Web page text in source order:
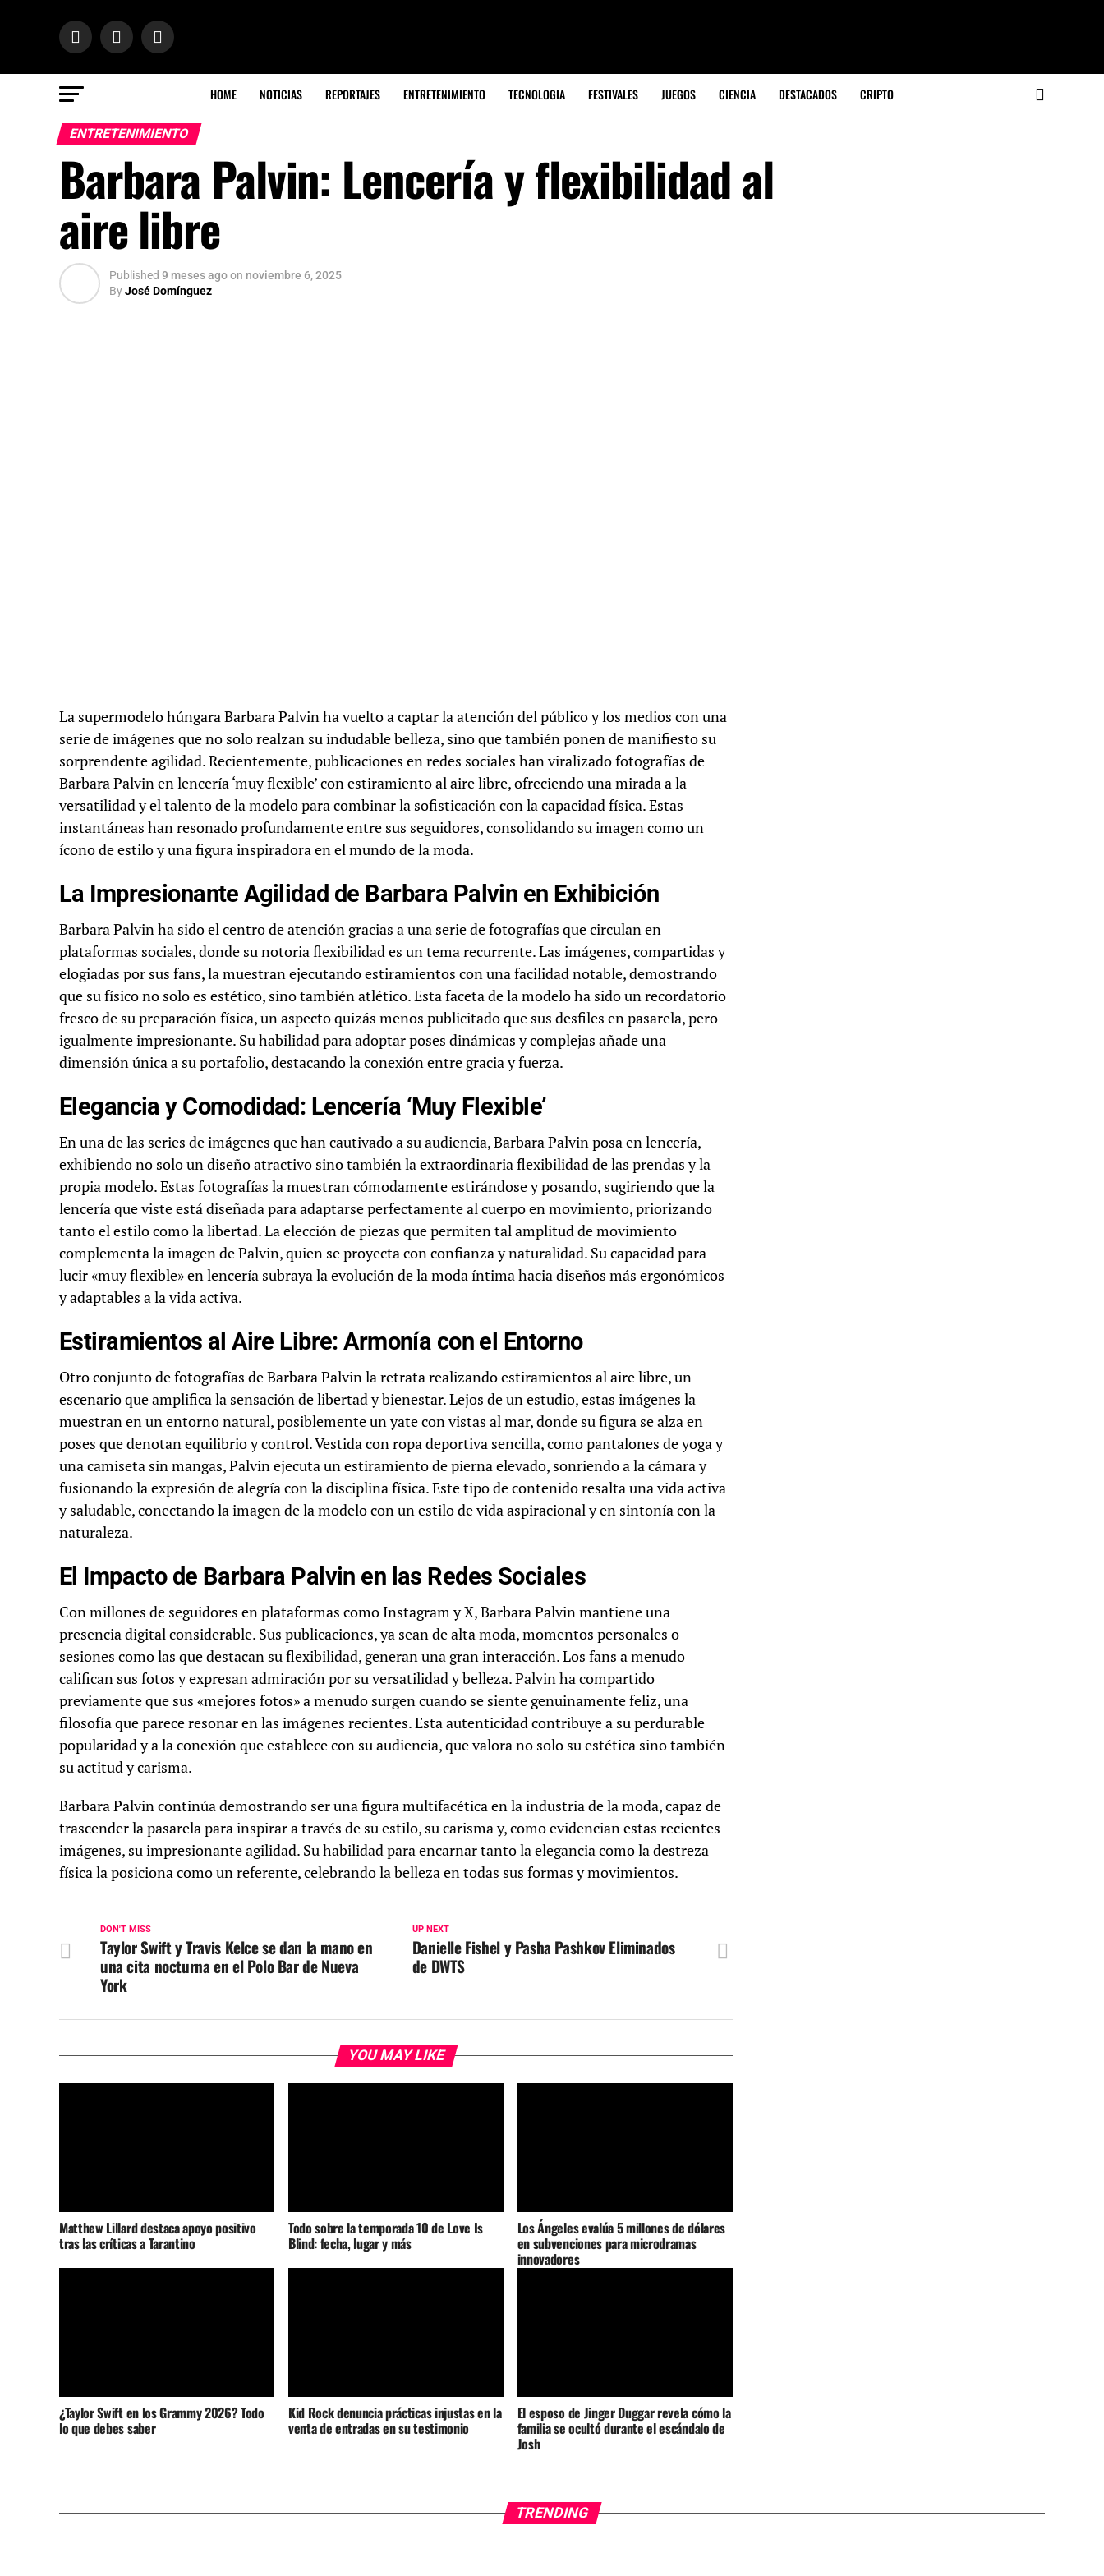
HOME NOTICIAS REPORTAJES ENTRETENIMIENTO TECNOLOGIA FESTIVALES JUEGOS CIENCIA DESTACADOS CRIPTO
ENTRETENIMIENTO
Barbara Palvin: Lencería y flexibilidad al
aire libre
Published 9 meses agoon noviembre 6, 2025
ByJosé Domínguez
La supermodelo húngara Barbara Palvin ha vuelto a captar la atención del público y los medios con una
serie de imágenes que no solo realzan su indudable belleza, sino que también ponen de manifiesto su
sorprendente agilidad. Recientemente, publicaciones en redes sociales han viralizado fotografías de
Barbara Palvin en lencería ‘muy flexible’ con estiramiento al aire libre, ofreciendo una mirada a la
versatilidad y el talento de la modelo para combinar la sofisticación con la capacidad física. Estas
instantáneas han resonado profundamente entre sus seguidores, consolidando su imagen como un
ícono de estilo y una figura inspiradora en el mundo de la moda.
La Impresionante Agilidad de Barbara Palvin en Exhibición
Barbara Palvin ha sido el centro de atención gracias a una serie de fotografías que circulan en
plataformas sociales, donde su notoria flexibilidad es un tema recurrente. Las imágenes, compartidas y
elogiadas por sus fans, la muestran ejecutando estiramientos con una facilidad notable, demostrando
que su físico no solo es estético, sino también atlético. Esta faceta de la modelo ha sido un recordatorio
fresco de su preparación física, un aspecto quizás menos publicitado que sus desfiles en pasarela, pero
igualmente impresionante. Su habilidad para adoptar poses dinámicas y complejas añade una
dimensión única a su portafolio, destacando la conexión entre gracia y fuerza.
Elegancia y Comodidad: Lencería ‘Muy Flexible’
En una de las series de imágenes que han cautivado a su audiencia, Barbara Palvin posa en lencería,
exhibiendo no solo un diseño atractivo sino también la extraordinaria flexibilidad de las prendas y la
propia modelo. Estas fotografías la muestran cómodamente estirándose y posando, sugiriendo que la
lencería que viste está diseñada para adaptarse perfectamente al cuerpo en movimiento, priorizando
tanto el estilo como la libertad. La elección de piezas que permiten tal amplitud de movimiento
complementa la imagen de Palvin, quien se proyecta con confianza y naturalidad. Su capacidad para
lucir «muy flexible» en lencería subraya la evolución de la moda íntima hacia diseños más ergonómicos
y adaptables a la vida activa.
Estiramientos al Aire Libre: Armonía con el Entorno
Otro conjunto de fotografías de Barbara Palvin la retrata realizando estiramientos al aire libre, un
escenario que amplifica la sensación de libertad y bienestar. Lejos de un estudio, estas imágenes la
muestran en un entorno natural, posiblemente un yate con vistas al mar, donde su figura se alza en
poses que denotan equilibrio y control. Vestida con ropa deportiva sencilla, como pantalones de yoga y
una camiseta sin mangas, Palvin ejecuta un estiramiento de pierna elevado, sonriendo a la cámara y
fusionando la expresión de alegría con la disciplina física. Este tipo de contenido resalta una vida activa
y saludable, conectando la imagen de la modelo con un estilo de vida aspiracional y en sintonía con la
naturaleza.
El Impacto de Barbara Palvin en las Redes Sociales
Con millones de seguidores en plataformas como Instagram y X, Barbara Palvin mantiene una
presencia digital considerable. Sus publicaciones, ya sean de alta moda, momentos personales o
sesiones como las que destacan su flexibilidad, generan una gran interacción. Los fans a menudo
califican sus fotos y expresan admiración por su versatilidad y belleza. Palvin ha compartido
previamente que sus «mejores fotos» a menudo surgen cuando se siente genuinamente feliz, una
filosofía que parece resonar en las imágenes recientes. Esta autenticidad contribuye a su perdurable
popularidad y a la conexión que establece con su audiencia, que valora no solo su estética sino también
su actitud y carisma.
Barbara Palvin continúa demostrando ser una figura multifacética en la industria de la moda, capaz de
trascender la pasarela para inspirar a través de su estilo, su carisma y, como evidencian estas recientes
imágenes, su impresionante agilidad. Su habilidad para encarnar tanto la elegancia como la destreza
física la posiciona como un referente, celebrando la belleza en todas sus formas y movimientos.
UP NEXT
Danielle Fishel y Pasha Pashkov Eliminados
de DWTS
DON'T MISS
Taylor Swift y Travis Kelce se dan la mano en
una cita nocturna en el Polo Bar de Nueva
York
YOU MAY LIKE
Matthew Lillard destaca apoyo positivo
tras las críticas a Tarantino
Todo sobre la temporada 10 de Love Is
Blind: fecha, lugar y más
Los Ángeles evalúa 5 millones de dólares
en subvenciones para microdramas
innovadores
¿Taylor Swift en los Grammy 2026? Todo
lo que debes saber
Kid Rock denuncia prácticas injustas en la
venta de entradas en su testimonio
El esposo de Jinger Duggar revela cómo la
familia se ocultó durante el escándalo de
Josh
TRENDING